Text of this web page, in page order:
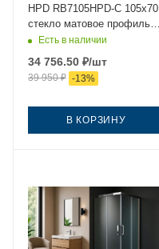
HPD RB7105HPD-C 105х70
стекло матовое профиль
белый без поддона
Есть в наличии
34 756.50 ₽/шт
39 950₽ -13%
В КОРЗИНУ